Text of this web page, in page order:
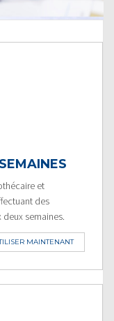
et
des
semaines.
MAINTENANT